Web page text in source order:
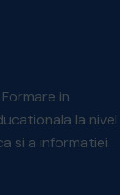
in
la nivel
si a informatiei.